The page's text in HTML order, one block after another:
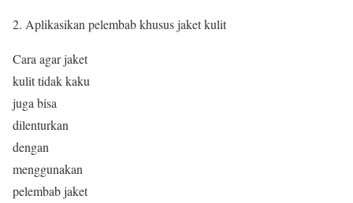
Aplikasikan pelembab khusus jaket kulit
Cara agar jaket
kulit tidak kaku
juga bisa
dilenturkan
dengan
menggunakan
pelembab jaket